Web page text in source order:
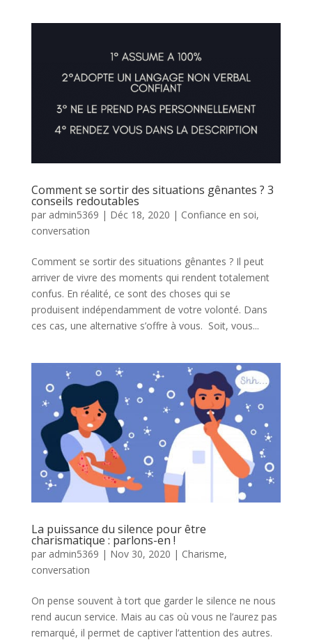
Comment se sortir des situations gênantes ? 3
conseils redoutables
par admin5369 | Déc 18, 2020 | Confiance en soi,
conversation
Comment se sortir des situations gênantes ? Il peut
arriver de vivre des moments qui rendent totalement
confus. En réalité, ce sont des choses qui se
produisent indépendamment de votre volonté. Dans
ces cas, une alternative s’offre à vous. Soit, vous...
La puissance du silence pour être
charismatique : parlons-en !
par admin5369 | Nov 30, 2020 | Charisme,
conversation
On pense souvent à tort que garder le silence ne nous
rend aucun service. Mais au cas où vous ne l’aurez pas
remarqué, il permet de captiver l’attention des autres.